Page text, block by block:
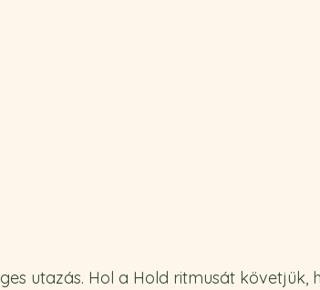
utazás. Hol a Hold ritmusát követjük,